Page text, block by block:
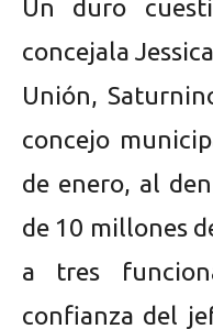
Un duro
concejala
Unión,
concejo
de enero, al
de 10 millones
a tres
confianza del